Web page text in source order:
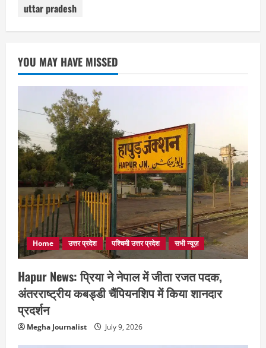
uttar pradesh
YOU MAY HAVE MISSED
Home उत्तर प्रदेश पश्चिमी उत्तर प्रदेश सभी न्यूज़
Hapur News: प्रिया ने नेपाल में जीता रजत पदक,
अंतरराष्ट्रीय कबड्डी चैंपियनशिप में किया शानदार
प्रदर्शन
Megha Journalist July 9, 2026